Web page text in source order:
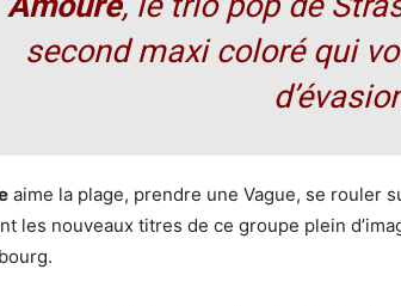
second maxi coloré qui
aime la plage, prendre une Vague, se rouler
les nouveaux titres de ce groupe plein